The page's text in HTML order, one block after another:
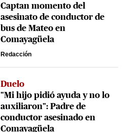
Captan momento del
asesinato de conductor de
bus de Mateo en
Comayagüela
Redacción
Duelo
"Mi hijo pidió ayuda y no lo
auxiliaron": Padre de
conductor asesinado en
Comayagüela